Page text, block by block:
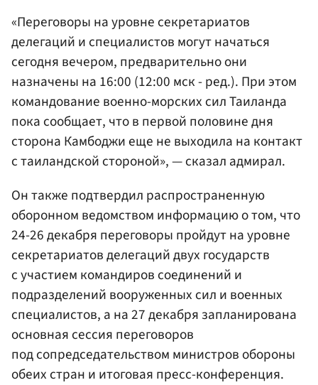
«Переговоры на уровне секретариатов
делегаций и специалистов могут начаться
сегодня вечером, предварительно они
назначены на 16:00 (12:00 мск - ред.). При этом
командование военно-морских сил Таиланда
пока сообщает, что в первой половине дня
сторона Камбоджи еще не выходила на контакт
с таиландской стороной», — сказал адмирал.
Он также подтвердил распространенную
оборонном ведомством информацию о том, что
24-26 декабря переговоры пройдут на уровне
секретариатов делегаций двух государств
с участием командиров соединений и
подразделений вооруженных сил и военных
специалистов, а на 27 декабря запланирована
основная сессия переговоров
под сопредседательством министров обороны
обеих стран и итоговая пресс-конференция.